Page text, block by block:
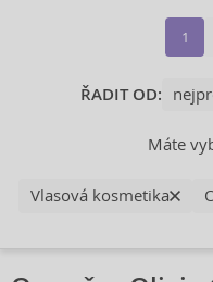
1
ŘADIT OD:
Máte
Vlasová kosmetika